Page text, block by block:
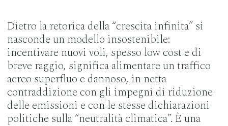
Dietro la retorica della “crescita infinita” si
nasconde un modello insostenibile:
incentivare nuovi voli, spesso low cost e di
breve raggio, significa alimentare un traffico
aereo superfluo e dannoso, in netta
contraddizione con gli impegni di riduzione
delle emissioni e con le stesse dichiarazioni
politiche sulla “neutralità climatica”. È una